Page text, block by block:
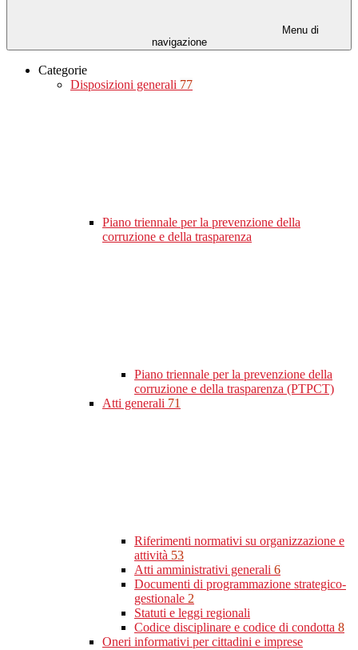
Menu di
navigazione
Categorie
Disposizioni generali 77
Piano triennale per la prevenzione della
corruzione e della trasparenza
Piano triennale per la prevenzione della
corruzione e della trasparenza (PTPCT)
Atti generali 71
Riferimenti normativi su organizzazione e
attività 53
Atti amministrativi generali 6
Documenti di programmazione strategico-
gestionale 2
Statuti e leggi regionali
Codice disciplinare e codice di condotta 8
Oneri informativi per cittadini e imprese